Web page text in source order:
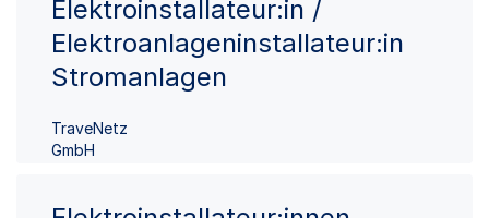
Elektroinstallateur:in /
Elektroanlageninstallateur:in
Stromanlagen
TraveNetz
GmbH